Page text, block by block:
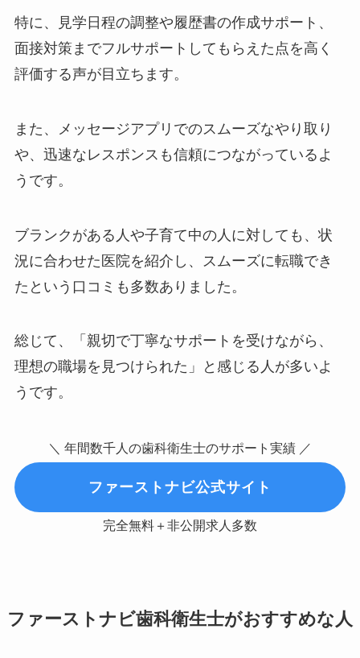
特に、見学日程の調整や履歴書の作成サポート、
面接対策までフルサポートしてもらえた点を高く
評価する声が目立ちます。
また、メッセージアプリでのスムーズなやり取り
や、迅速なレスポンスも信頼につながっているよ
うです。
ブランクがある人や子育て中の人に対しても、状
況に合わせた医院を紹介し、スムーズに転職でき
たという口コミも多数ありました。
総じて、「親切で丁寧なサポートを受けながら、
理想の職場を見つけられた」と感じる人が多いよ
うです。
＼ 年間数千人の歯科衛生士のサポート実績 ／
ファーストナビ公式サイト
完全無料＋非公開求人多数
ファーストナビ歯科衛生士がおすすめな人